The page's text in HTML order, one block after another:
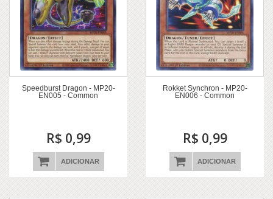
Speedburst Dragon - MP20-
EN005 - Common
R$ 0,99
ADICIONAR
Rokket Synchron - MP20-
EN006 - Common
R$ 0,99
ADICIONAR